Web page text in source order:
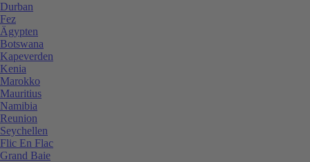
Durban
Fez
Ägypten
Botswana
Kapeverden
Kenia
Marokko
Mauritius
Namibia
Reunion
Seychellen
Flic En Flac
Grand Baie